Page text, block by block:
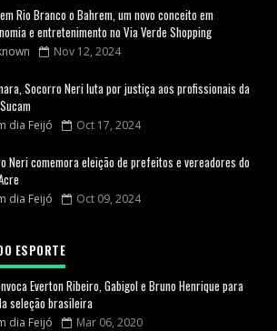
Rio Branco o Bahrem, um novo conceito em
e entretenimento no Via Verde Shopping
Nov 12, 2024
Socorro Neri luta por justiça aos profissionais da
dia Feijó Oct 17, 2024
Neri comemora eleição de prefeitos e vereadores do
dia Feijó Oct 09, 2024
ESPORTE
Everton Ribeiro, Gabigol e Bruno Henrique para
seleção brasileira
dia Feijó Mar 06, 2020